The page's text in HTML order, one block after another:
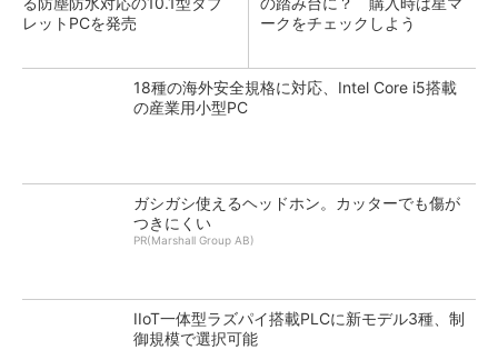
レットPCを発売
ークをチェックしよう
18種の海外安全規格に対応、Intel Core i5搭載
の産業用小型PC
ガシガシ使えるヘッドホン。カッターでも傷が
つきにくい
PR(Marshall Group AB)
IIoT一体型ラズパイ搭載PLCに新モデル3種、制
御規模で選択可能